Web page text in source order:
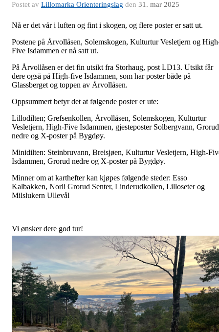
Postet av Lillomarka Orienteringslag den 31. mar 2025
Nå er det vår i luften og fint i skogen, og flere poster er satt ut.
Postene på Årvollåsen, Solemskogen, Kulturtur Vesletjern og
Five Isdammen er nå satt ut.
På Årvollåsen er det fin utsikt fra Storhaug, post LD13. Utsikt får
dere også på High-five Isdammen, som har poster både på
Glassberget og toppen av Årvollåsen.
Oppsummert betyr det at følgende poster er ute:
Lillodilten; Grefsenkollen, Årvollåsen, Solemskogen, Kulturtur
Vesletjern, High-Five Isdammen, gjesteposter Solbergvann, Grorud
nedre og X-poster på Bygdøy.
Minidilten: Steinbruvann, Breisjøen, Kulturtur Vesletjern, High-
Isdammen, Grorud nedre og X-poster på Bygdøy.
Minner om at karthefter kan kjøpes følgende steder: Esso
Kalbakken, Norli Grorud Senter, Linderudkollen, Lilloseter og
Milslukern Ullevål
Vi ønsker dere god tur!